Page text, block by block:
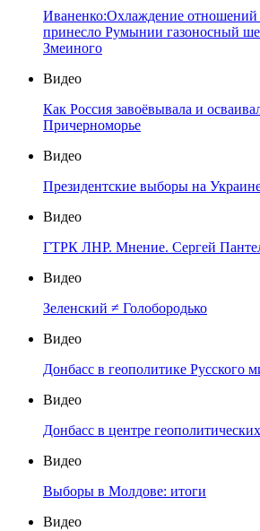
Иваненко:Охлаждение отношений
принесло Румынии газоносный
Змеиного
Видео
Как Россия завоёвывала и
Причерноморье
Видео
Президентские выборы на
Видео
ГТРК ЛНР. Мнение. Сергей
Видео
Зеленский ≠ Голобородько
Видео
Донбасс в геополитике Русского
Видео
Донбасс в центре
Видео
Выборы в Молдове: итоги
Видео